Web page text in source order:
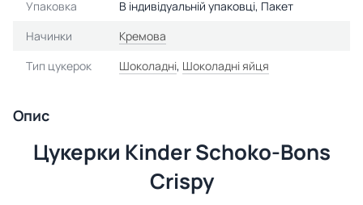
Упаковка
В індивідуальній упаковці, Пакет
Начинки
Кремова
Тип цукерок
Шоколадні, Шоколадні яйця
Опис
Цукерки Kinder Schoko-Bons
Crispy